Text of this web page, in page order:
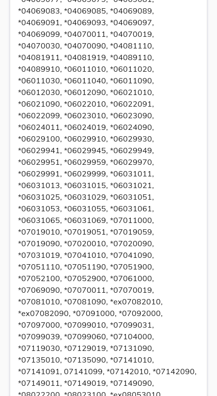
*04069083, *04069085, *04069089,
*04069091, *04069093, *04069097,
*04069099, *04070011, *04070019,
*04070030, *04070090, *04081110,
*04081911, *04081919, *04089110,
*04089910, *06011010, *06011020,
*06011030, *06011040, *06011090,
*06012030, *06012090, *06021010,
*06021090, *06022010, *06022091,
*06022099, *06023010, *06023090,
*06024011, *06024019, *06024090,
*06029100, *06029910, *06029930,
*06029941, *06029945, *06029949,
*06029951, *06029959, *06029970,
*06029991, *06029999, *06031011,
*06031013, *06031015, *06031021,
*06031025, *06031029, *06031051,
*06031053, *06031055, *06031061,
*06031065, *06031069, *07011000,
*07019010, *07019051, *07019059,
*07019090, *07020010, *07020090,
*07031019, *07041010, *07041090,
*07051110, *07051190, *07051900,
*07052100, *07052900, *07061000,
*07069090, *07070011, *07070019,
*07081010, *07081090, *ex07082010,
*ex07082090, *07091000, *07092000,
*07097000, *07099010, *07099031,
*07099039, *07099060, *07104000,
*07119030, *07129019, *07131090,
*07135010, *07135090, *07141010,
*07141091, 07141099, *07142010, *07142090,
*07149011, *07149019, *07149090,